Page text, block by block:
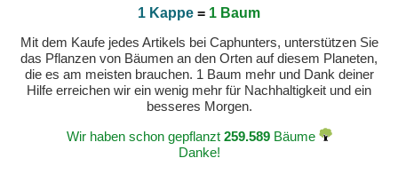
1 Kappe = 1 Baum
Mit dem Kaufe jedes Artikels bei Caphunters, unterstützen Sie
das Pflanzen von Bäumen an den Orten auf diesem Planeten,
die es am meisten brauchen. 1 Baum mehr und Dank deiner
Hilfe erreichen wir ein wenig mehr für Nachhaltigkeit und ein
besseres Morgen.
Wir haben schon gepflanzt 259.589Bäume
Danke!